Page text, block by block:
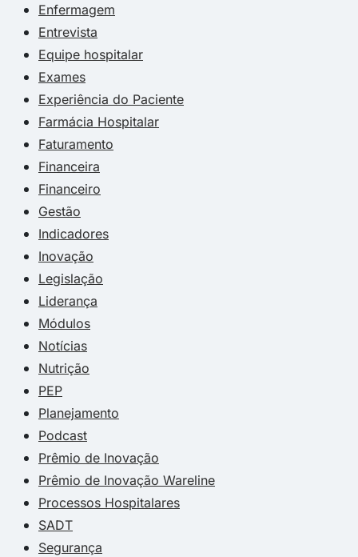
Enfermagem
Entrevista
Equipe hospitalar
Exames
Experiência do Paciente
Farmácia Hospitalar
Faturamento
Financeira
Financeiro
Gestão
Indicadores
Inovação
Legislação
Liderança
Módulos
Notícias
Nutrição
PEP
Planejamento
Podcast
Prêmio de Inovação
Prêmio de Inovação Wareline
Processos Hospitalares
SADT
Segurança